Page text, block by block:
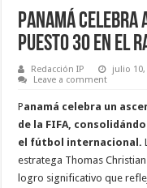
Panamá
Puesto 30 en el
Redacción IP julio 10,
Leave a comment
Panamá celebra un
de la FIFA,
el fútbol internacional.
estratega Thomas
logro significativo que